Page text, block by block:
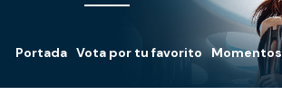
Portada Vota por tu favorito Momentos